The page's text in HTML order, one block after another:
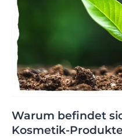
Warum befindet
Kosmetik-